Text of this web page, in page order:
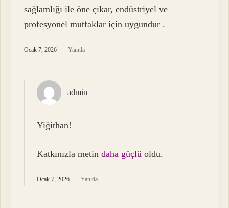
sağlamlığı ile öne çıkar, endüstriyel ve
profesyonel mutfaklar için uygundur .
Ocak 7, 2026 Yanıtla
admin
Yiğithan!
Katkınızla metindaha güçlü oldu.
Ocak 7, 2026 Yanıtla